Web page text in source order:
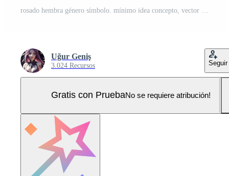
Uğur Geniş
3.024 Recursos Seguir
Gratis con PruebaNo se requiere atribución!